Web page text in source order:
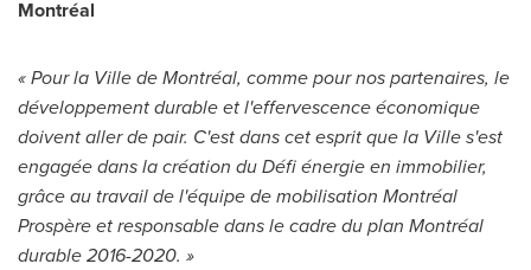
Montréal
« Pour la Ville de Montréal, comme pour nos partenaires, le
développement durable et l'effervescence économique
doivent aller de pair. C'est dans cet esprit que la Ville s'est
engagée dans la création du Défi énergie en immobilier,
grâce au travail de l'équipe de mobilisation Montréal
Prospère et responsable dans le cadre du plan Montréal
durable 2016-2020. »